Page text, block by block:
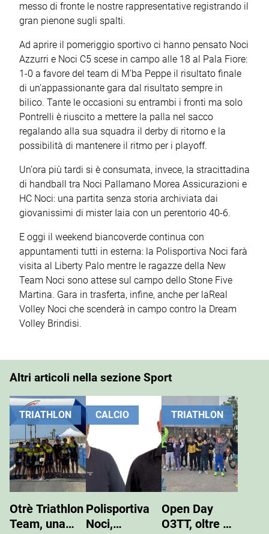
messo di fronte le nostre rappresentative registrando il
gran pienone sugli spalti.
Ad aprire il pomeriggio sportivo ci hanno pensato Noci
Azzurri e Noci C5 scese in campo alle 18 al Pala Fiore:
1-0 a favore del team di M'ba Peppe il risultato finale
di un'appassionante gara dal risultato sempre in
bilico. Tante le occasioni su entrambi i fronti ma solo
Pontrelli è riuscito a mettere la palla nel sacco
regalando alla sua squadra il derby di ritorno e la
possibilità di mantenere il ritmo per i playoff.
Un'ora più tardi si è consumata, invece, la stracittadina
di handball tra Noci Pallamano Morea Assicurazioni e
HC Noci: una partita senza storia archiviata dai
giovanissimi di mister Iaia con un perentorio 40-6.
E oggi il weekend biancoverde continua con
appuntamenti tutti in esterna: la Polisportiva Noci farà
visita al Liberty Palo mentre le ragazze della New
Team Noci sono attese sul campo dello Stone Five
Martina. Gara in trasferta, infine, anche per laReal
Volley Noci che scenderà in campo contro la Dream
Volley Brindisi.
Altri articoli nella sezione Sport
TRIATHLON
Otrè Triathlon
Team, una
CALCIO
Polisportiva
Noci,
TRIATHLON
Open Day
O3TT, oltre 50